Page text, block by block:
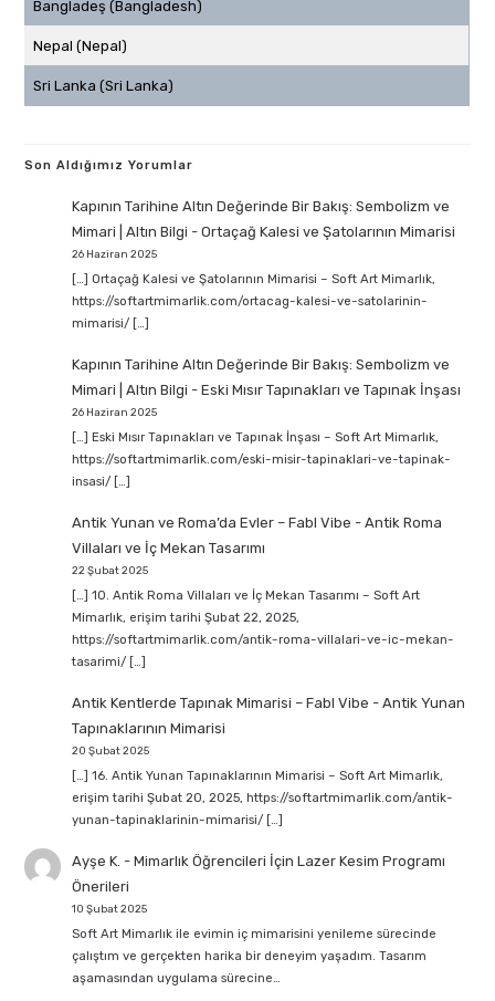
Bangladeş (Bangladesh)
Nepal (Nepal)
Sri Lanka (Sri Lanka)
Son Aldığımız Yorumlar
Kapının Tarihine Altın Değerinde Bir Bakış: Sembolizm ve
Mimari | Altın Bilgi - Ortaçağ Kalesi ve Şatolarının Mimarisi
26 Haziran 2025
[…] Ortaçağ Kalesi ve Şatolarının Mimarisi – Soft Art Mimarlık,
https://softartmimarlik.com/ortacag-kalesi-ve-satolarinin-
mimarisi/ […]
Kapının Tarihine Altın Değerinde Bir Bakış: Sembolizm ve
Mimari | Altın Bilgi - Eski Mısır Tapınakları ve Tapınak İnşası
26 Haziran 2025
[…] Eski Mısır Tapınakları ve Tapınak İnşası – Soft Art Mimarlık,
https://softartmimarlik.com/eski-misir-tapinaklari-ve-tapinak-
insasi/ […]
Antik Yunan ve Roma’da Evler – Fabl Vibe - Antik Roma
Villaları ve İç Mekan Tasarımı
22 Şubat 2025
[…] 10. Antik Roma Villaları ve İç Mekan Tasarımı – Soft Art
Mimarlık, erişim tarihi Şubat 22, 2025,
https://softartmimarlik.com/antik-roma-villalari-ve-ic-mekan-
tasarimi/ […]
Antik Kentlerde Tapınak Mimarisi – Fabl Vibe - Antik Yunan
Tapınaklarının Mimarisi
20 Şubat 2025
[…] 16. Antik Yunan Tapınaklarının Mimarisi – Soft Art Mimarlık,
erişim tarihi Şubat 20, 2025, https://softartmimarlik.com/antik-
yunan-tapinaklarinin-mimarisi/ […]
Ayşe K. - Mimarlık Öğrencileri İçin Lazer Kesim Programı
Önerileri
10 Şubat 2025
Soft Art Mimarlık ile evimin iç mimarisini yenileme sürecinde
çalıştım ve gerçekten harika bir deneyim yaşadım. Tasarım
aşamasından uygulama sürecine…